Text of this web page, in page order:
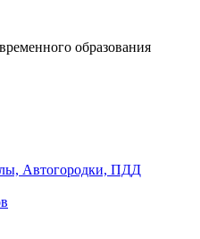
образования
Автогородки, ПДД